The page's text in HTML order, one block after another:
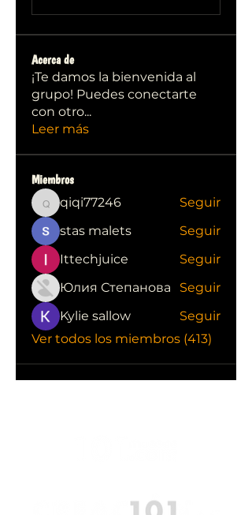
Acerca de
¡Te damos la bienvenida al
grupo! Puedes conectarte
con otro...
Leer más
Miembros
qiqi77246
qiqi77246
Seguir
stas malets
Seguir
Ittechjuice
Seguir
Юлия Степанова
Seguir
Kylie sallow
Seguir
Ver todos los miembros (413)